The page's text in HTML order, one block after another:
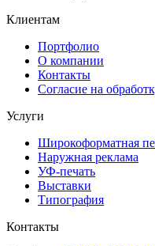
Клиентам
Портфолио
О компании
Контакты
Согласие на
Услуги
Широкоформатная
Наружная реклама
УФ-печать
Выставки
Типография
Контакты